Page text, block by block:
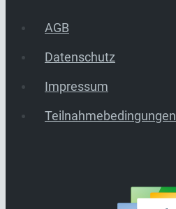
AGB
Datenschutz
Impressum
Teilnahmebedingungen